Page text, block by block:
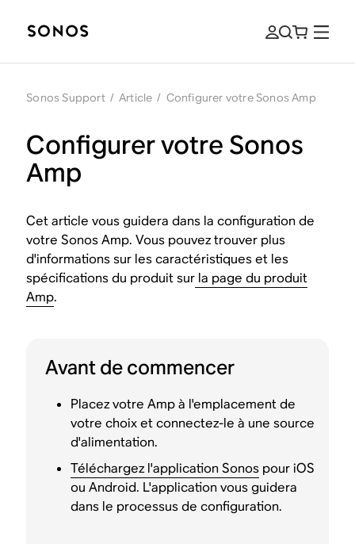
Sonos Support / Article / Configurer votre Sonos Amp
Configurer votre Sonos
Amp
Cet article vous guidera dans la configuration de
votre Sonos Amp. Vous pouvez trouver plus
d'informations sur les caractéristiques et les
spécifications du produit sur la page du produit
Amp.
Avant de commencer
Placez votre Amp à l'emplacement de
votre choix et connectez-le à une source
d'alimentation.
Téléchargez l'application Sonos pour iOS
ou Android. L'application vous guidera
dans le processus de configuration.